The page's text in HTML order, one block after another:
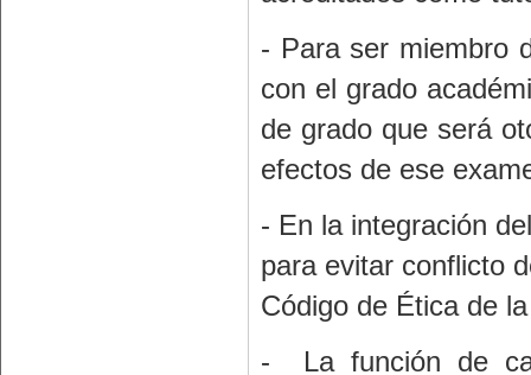
- Para ser miembro
con el grado
de grado que será
efectos de ese
- En la integración
para evitar conflicto
Código de Ética de
- La función de